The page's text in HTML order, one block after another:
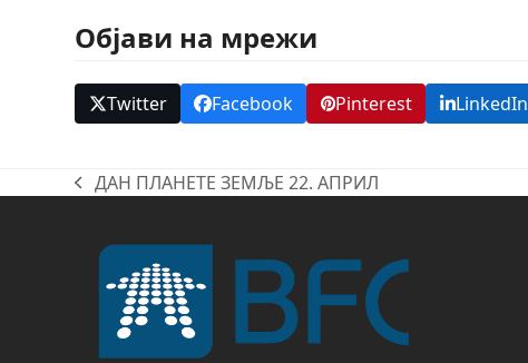
Објави на мрежи
Twitter Facebook Pinterest LinkedIn
previous
ДАН ПЛАНЕТЕ ЗЕМЉЕ 22. АПРИЛ